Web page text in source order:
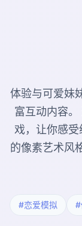
体验与可爱妹
富互动内容
戏，让你感
的像素艺术风
#恋爱模拟 #